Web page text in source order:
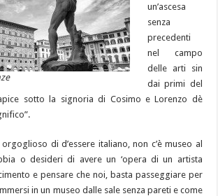
un’ascesa
senza
precedenti
nel campo
delle arti sin
dai primi del
sotto la signoria di Cosimo e Lorenzo dè
di d’essere italiano, non c’è museo al
o desideri di avere un ‘opera di un artista
e pensare che noi, basta passeggiare per
in un museo dalle sale senza pareti e come